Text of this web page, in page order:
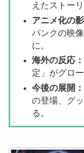
えたストー
アニメ化の影
パンクの映
に。
海外の反応：
定」がグロ
今後の展開：
の登場、グ
る。